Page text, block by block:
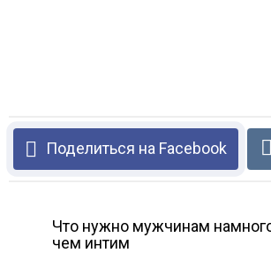
Поделиться на Facebook
Что нужно мужчинам
чем интим